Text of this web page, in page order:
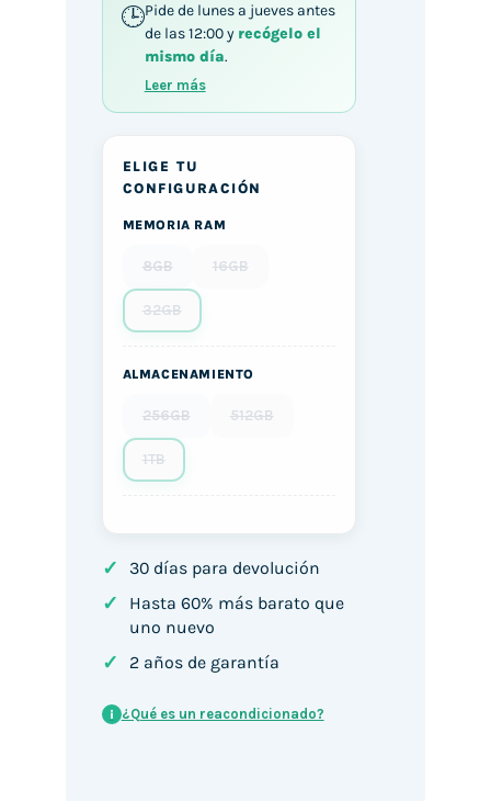
Pide de lunes a jueves antes
de las 12:00 y recógelo el
mismo día.
Leer más
ELIGE TU
CONFIGURACIÓN
MEMORIA RAM
8GB 16GB
32GB
ALMACENAMIENTO
256GB 512GB
1TB
✓ 30 días para devolución
✓
Hasta 60% más barato que
uno nuevo
✓ 2 años de garantía
i ¿Qué es un reacondicionado?